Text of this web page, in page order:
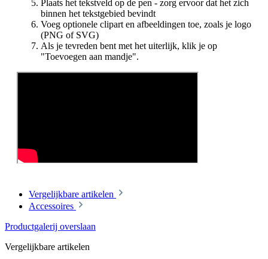
Plaats het tekstveld op de pen - zorg ervoor dat het zich
binnen het tekstgebied bevindt
Voeg optionele clipart en afbeeldingen toe, zoals je logo
(PNG of SVG)
Als je tevreden bent met het uiterlijk, klik je op
"Toevoegen aan mandje".
Vergelijkbare artikelen
Accessoires
Productgalerij overslaan
Vergelijkbare artikelen